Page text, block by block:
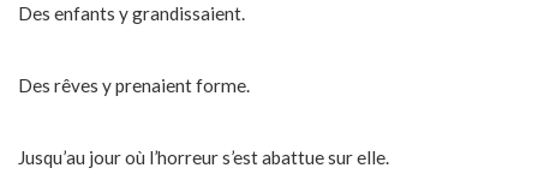
Des enfants y grandissaient.
Des rêves y prenaient forme.
Jusqu’au jour où l’horreur s’est abattue sur elle.